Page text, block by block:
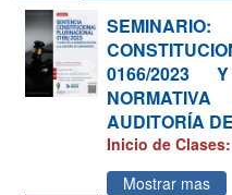
0166/
AUDITORÍA
Inicio de Clases:
Mostrar mas